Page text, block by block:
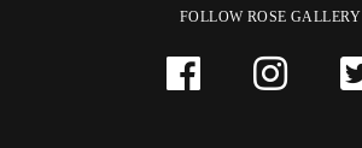
FOLLOW ROSE GALLERY